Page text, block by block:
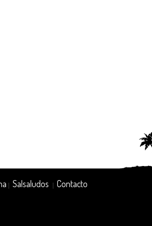
| Salsaludos | Contacto